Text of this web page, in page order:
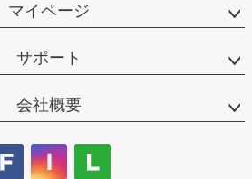
マイページ
サポート
会社概要